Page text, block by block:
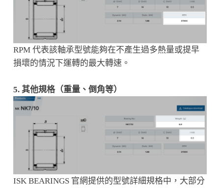
RPM 代表該軸承型號能夠在不產生過多熱量或提早
損壞的情況下運轉的最大轉速。
5. 其他規格（重量、倒角等）
ISK BEARINGS 官網提供的型號詳細規格中，大部分